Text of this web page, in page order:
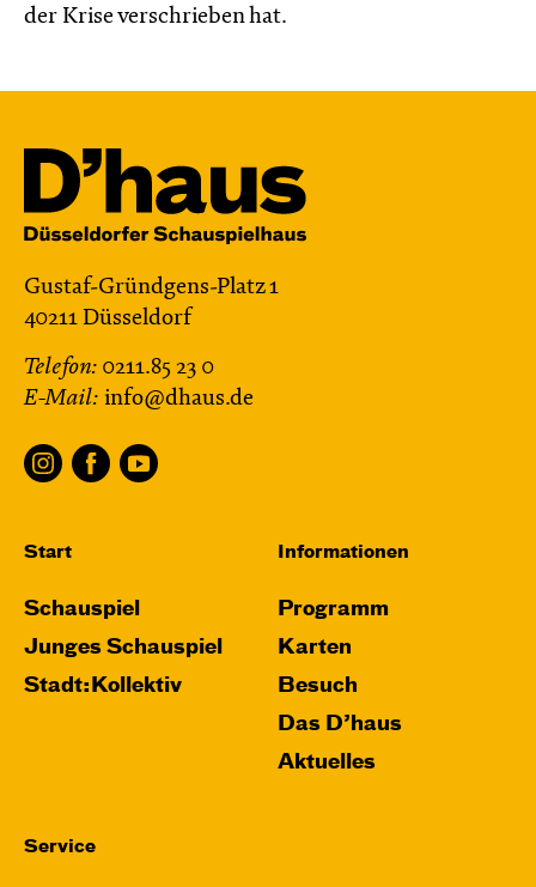
der Krise verschrieben hat.
Gustaf-Gründgens-Platz 1
40211 Düsseldorf
Telefon: 0211.85 23 0
E-Mail: info@dhaus.de
Start
Schauspiel
Junges Schauspiel
Stadt:Kollektiv
Informationen
Programm
Karten
Besuch
Das D’haus
Aktuelles
Service